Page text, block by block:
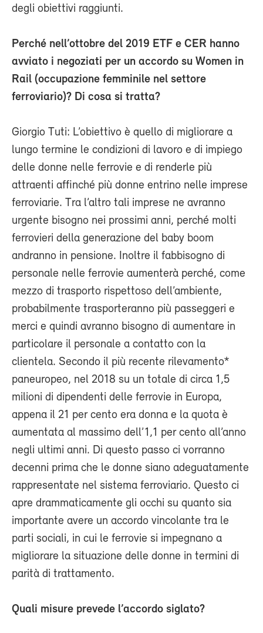
degli obiettivi raggiunti.
Perché nell’ottobre del 2019 ETF e CER hanno
avviato i negoziati per un accordo su Women in
Rail (occupazione femminile nel settore
ferroviario)? Di cosa si tratta?
Giorgio Tuti: L’obiettivo è quello di migliorare a
lungo termine le condizioni di lavoro e di impiego
delle donne nelle ferrovie e di renderle più
attraenti affinché più donne entrino nelle imprese
ferroviarie. Tra l’altro tali imprese ne avranno
urgente bisogno nei prossimi anni, perché molti
ferrovieri della generazione del baby boom
andranno in pensione. Inoltre il fabbisogno di
personale nelle ferrovie aumenterà perché, come
mezzo di trasporto rispettoso dell’ambiente,
probabilmente trasporteranno più passeggeri e
merci e quindi avranno bisogno di aumentare in
particolare il personale a contatto con la
clientela. Secondo il più recente rilevamento*
paneuropeo, nel 2018 su un totale di circa 1,5
milioni di dipendenti delle ferrovie in Europa,
appena il 21 per cento era donna e la quota è
aumentata al massimo dell’1,1 per cento all’anno
negli ultimi anni. Di questo passo ci vorranno
decenni prima che le donne siano adeguatamente
rappresentate nel sistema ferroviario. Questo ci
apre drammaticamente gli occhi su quanto sia
importante avere un accordo vincolante tra le
parti sociali, in cui le ferrovie si impegnano a
migliorare la situazione delle donne in termini di
parità di trattamento.
Quali misure prevede l’accordo siglato?